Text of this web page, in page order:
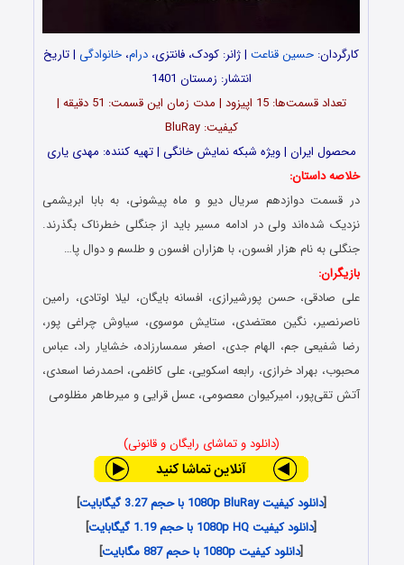
کارگردان: حسین قناعت | ژانر: کودک، فانتزی، درام، خانوادگی | تاریخ
انتشار: زمستان 1401
تعداد قسمت‌ها: 15 اپیزود | مدت زمان این قسمت: 51 دقیقه |
کیفیت: BluRay
محصول ایران | ویژه شبکه نمایش خانگی | تهیه‌ کننده: مهدی یاری
خلاصه داستان:
در قسمت دوازدهم سریال دیو و ماه پیشونی، به بابا ابریشمی
نزدیک شده‌اند ولی در ادامه مسیر باید از جنگلی خطرناک بگذرند.
جنگلی به نام هزار افسون، با هزاران افسون و طلسم و دوال پا…
بازیگران:
علی صادقی، حسن پورشیرازی، افسانه بایگان، لیلا اوتادی، رامین
ناصرنصیر، نگین معتضدی، ستایش موسوی، سیاوش چراغی پور،
رضا شفیعی جم، الهام جدی، اصغر سمسارزاده، خشایار راد، عباس
محبوب، بهراد خرازی، رابعه اسکویی، علی کاظمی، احمدرضا اسعدی،
آتش تقی‌پور، امیرکیوان معصومی، عسل قرایی و میرطاهر مظلومی
(دانلود و تماشای رایگان و قانونی)
[دانلود کیفیت 1080p BluRay با حجم 3.27 گیگابایت
]
[دانلود کیفیت 1080p HQ با حجم 1.19 گیگابایت
]
[دانلود کیفیت 1080p با حجم 887 مگابایت
]